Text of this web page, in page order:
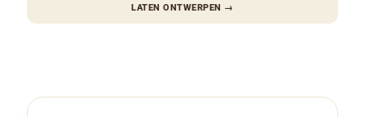
LATEN ONTWERPEN →